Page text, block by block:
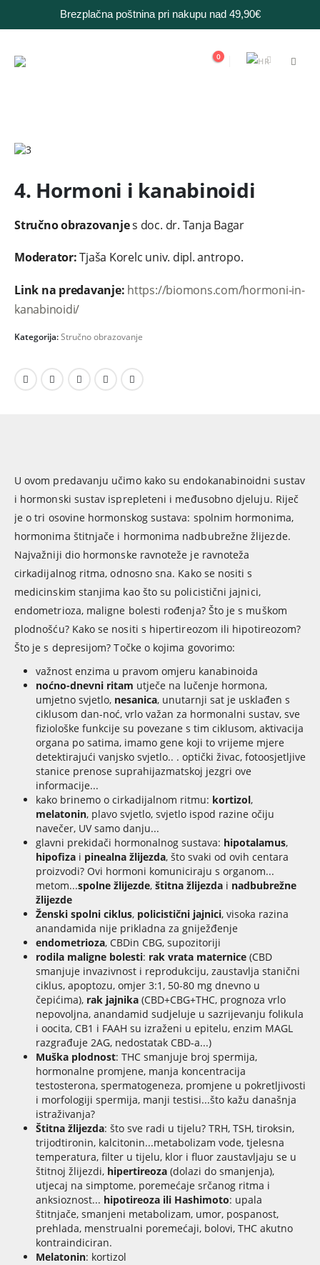
Brezplačna poštnina pri nakupu nad 49,90€
0
4. Hormoni i kanabinoidi
Stručno obrazovanjes doc. dr. Tanja Bagar
Moderator:Tjaša Korelc univ. dipl. antropo.
Link na predavanje: https://biomons.com/hormoni-in-
kanabinoidi/
Kategorija:Stručno obrazovanje
U ovom predavanju učimo kako su endokanabinoidni sustav
i hormonski sustav isprepleteni i međusobno djeluju. Riječ
je o tri osovine hormonskog sustava: spolnim hormonima,
hormonima štitnjače i hormonima nadbubrežne žlijezde.
Najvažniji dio hormonske ravnoteže je ravnoteža
cirkadijalnog ritma, odnosno sna. Kako se nositi s
medicinskim stanjima kao što su policistični jajnici,
endometrioza, maligne bolesti rođenja? Što je s muškom
plodnošću? Kako se nositi s hipertireozom ili hipotireozom?
Što je s depresijom? Točke o kojima govorimo:
važnost enzima u pravom omjeru kanabinoida
noćno-dnevni ritam utječe na lučenje hormona,
umjetno svjetlo, nesanica, unutarnji sat je usklađen s
ciklusom dan-noć, vrlo važan za hormonalni sustav, sve
fiziološke funkcije su povezane s tim ciklusom, aktivacija
organa po satima, imamo gene koji to vrijeme mjere
detektirajući vanjsko svjetlo.. . optički živac, fotoosjetljive
stanice prenose suprahijazmatskoj jezgri ove
informacije...
kako brinemo o cirkadijalnom ritmu: kortizol,
melatonin, plavo svjetlo, svjetlo ispod razine očiju
navečer, UV samo danju...
glavni prekidači hormonalnog sustava: hipotalamus,
hipofizai pinealna žlijezda, što svaki od ovih centara
proizvodi? Ovi hormoni komuniciraju s organom...
metom...spolne žlijezde, štitna žlijezdai nadbubrežne
žlijezde
Ženski spolni ciklus, policistični jajnici, visoka razina
anandamida nije prikladna za gniježđenje
endometrioza, CBDin CBG, supozitoriji
rodila maligne bolesti: rak vrata maternice(CBD
smanjuje invazivnost i reprodukciju, zaustavlja stanični
ciklus, apoptozu, omjer 3:1, 50-80 mg dnevno u
čepićima), rak jajnika(CBD+CBG+THC, prognoza vrlo
nepovoljna, anandamid sudjeluje u sazrijevanju folikula
i oocita, CB1 i FAAH su izraženi u epitelu, enzim MAGL
razgrađuje 2AG, nedostatak CBD-a...)
Muška plodnost: THC smanjuje broj spermija,
hormonalne promjene, manja koncentracija
testosterona, spermatogeneza, promjene u pokretljivosti
i morfologiji spermija, manji testisi...što kažu današnja
istraživanja?
Štitna žlijezda: što sve radi u tijelu? TRH, TSH, tiroksin,
trijodtironin, kalcitonin...metabolizam vode, tjelesna
temperatura, filter u tijelu, klor i fluor zaustavljaju se u
štitnoj žlijezdi, hipertireoza(dolazi do smanjenja),
utjecaj na simptome, poremećaje srčanog ritma i
anksioznost... hipotireoza ili Hashimoto: upala
štitnjače, smanjeni metabolizam, umor, pospanost,
prehlada, menstrualni poremećaji, bolovi, THC akutno
kontraindiciran.
Melatonin: kortizol